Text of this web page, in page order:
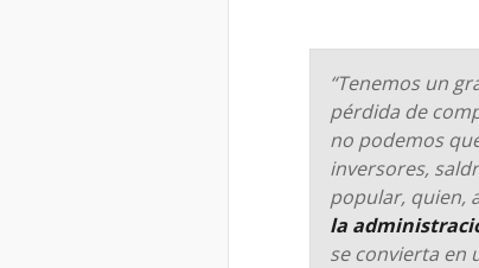
“Tenemos un
pérdida de
no podemos
inversores,
popular, quien,
la
se convierta en